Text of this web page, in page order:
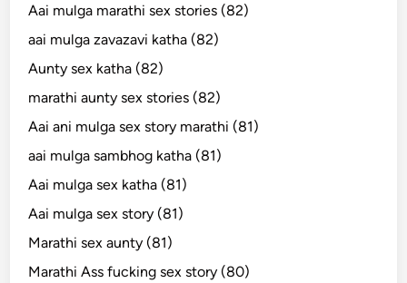
Aai mulga marathi sex stories (82)
aai mulga zavazavi katha (82)
Aunty sex katha (82)
marathi aunty sex stories (82)
Aai ani mulga sex story marathi (81)
aai mulga sambhog katha (81)
Aai mulga sex katha (81)
Aai mulga sex story (81)
Marathi sex aunty (81)
Marathi Ass fucking sex story (80)